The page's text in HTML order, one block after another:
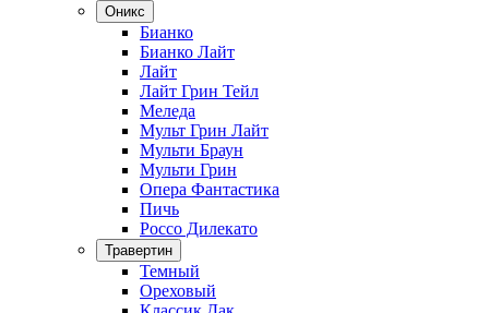
Оникс
Бианко
Бианко Лайт
Лайт
Лайт Грин Тейл
Меледа
Мульт Грин Лайт
Мульти Браун
Мульти Грин
Опера Фантастика
Пичь
Россо Дилекато
Травертин
Темный
Ореховый